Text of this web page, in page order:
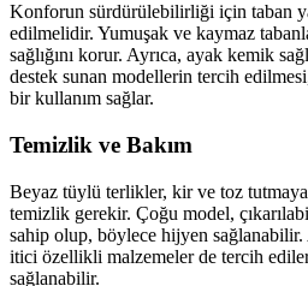
Konforun sürdürülebilirliği için taban
edilmelidir. Yumuşak ve kaymaz
sağlığını korur. Ayrıca, ayak kemik
destek sunan modellerin tercih
bir kullanım sağlar.
Temizlik ve Bakım
Beyaz tüylü terlikler, kir ve toz
temizlik gerekir. Çoğu model,
sahip olup, böylece hijyen sağlanabilir.
itici özellikli malzemeler de tercih
sağlanabilir.